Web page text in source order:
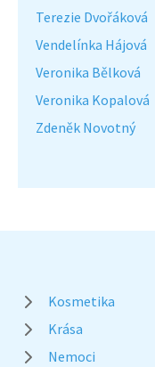
Terezie Dvořáková
Vendelínka Hájová
Veronika Bělková
Veronika Kopalová
Zdeněk Novotný
Kosmetika
Krása
Nemoci